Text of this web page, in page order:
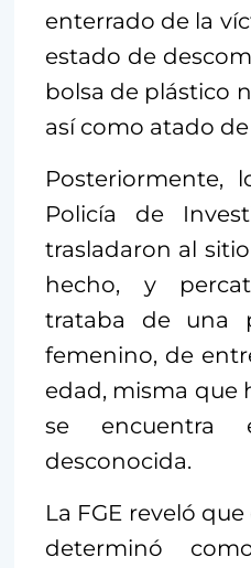
enterrado de la
estado de
bolsa de plástico
así como atado
Posteriormente,
Policía de
trasladaron al
hecho, y
trataba de una
femenino, de
edad, misma que
se encuentra
desconocida.
La FGE reveló
determinó